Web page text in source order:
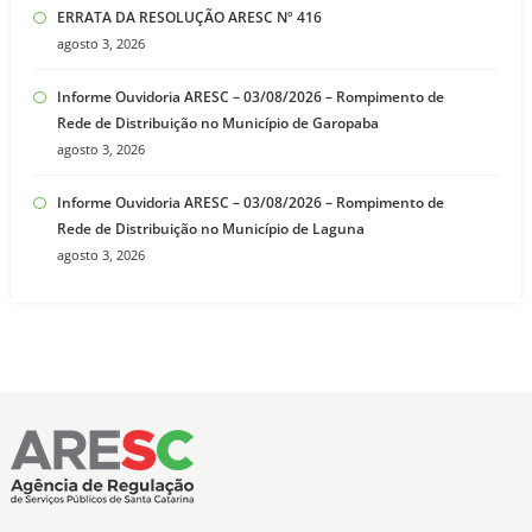
ERRATA DA RESOLUÇÃO ARESC Nº 416
agosto 3, 2026
Informe Ouvidoria ARESC – 03/08/2026 – Rompimento de
Rede de Distribuição no Município de Garopaba
agosto 3, 2026
Informe Ouvidoria ARESC – 03/08/2026 – Rompimento de
Rede de Distribuição no Município de Laguna
agosto 3, 2026